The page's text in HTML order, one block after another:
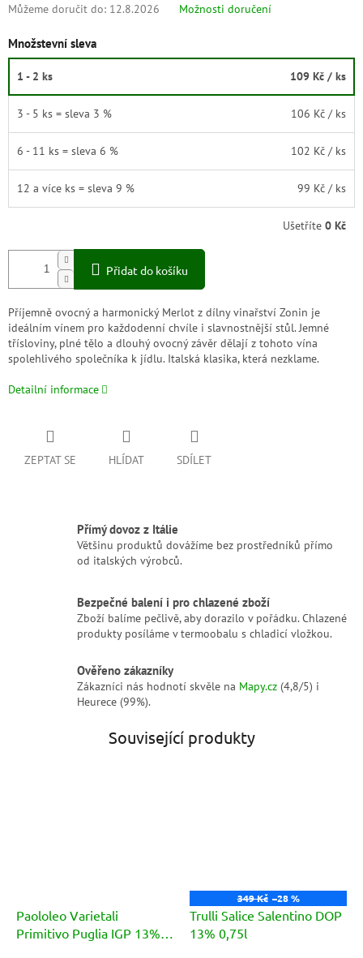
Můžeme doručit do: 12.8.2026 Možnosti doručení
Množstevní sleva
1 - 2 ks 109 Kč / ks
3 - 5 ks = sleva 3 % 106 Kč / ks
6 - 11 ks = sleva 6 % 102 Kč / ks
12 a více ks = sleva 9 % 99 Kč / ks
Ušetříte 0 Kč
Přidat do košíku
Příjemně ovocný a harmonický Merlot z dílny vinařství Zonin je
ideálním vínem pro každodenní chvíle i slavnostnější stůl. Jemné
třísloviny, plné tělo a dlouhý ovocný závěr dělají z tohoto vína
spolehlivého společníka k jídlu. Italská klasika, která nezklame.
Detailní informace
ZEPTAT SE HLÍDAT SDÍLET
Přímý dovoz z Itálie
Většinu produktů dovážíme bez prostředníků přímo
od italských výrobců.
Bezpečné balení i pro chlazené zboží
Zboží balíme pečlivě, aby dorazilo v pořádku. Chlazené
produkty posíláme v termoobalu s chladicí vložkou.
Ověřeno zákazníky
Zákazníci nás hodnotí skvěle na Mapy.cz (4,8/5) i
Heurece (99%).
Související produkty
Paololeo Varietali
Primitivo Puglia IGP 13%
349 Kč –28 %
Trulli Salice Salentino DOP
13% 0,75l